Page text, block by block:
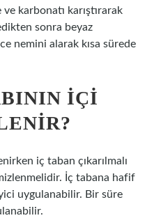
karbonatı karıştırarak
sonra beyaz
nemini alarak kısa sürede
IÇI
iç taban çıkarılmalı
İç tabana hafif
uygulanabilir. Bir süre